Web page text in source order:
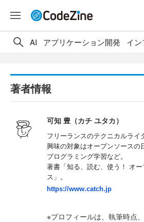
AI アプリケーション開発 イン
著者情報
可知 豊（カチ ユタカ）
フリーランスのテクニカルライ
興味の対象はオープンソースの
プログラミング学習など。
著書「知る、読む、使う！ オ
ス」。
https://www.catch.jp
※プロフィールは、執筆時点